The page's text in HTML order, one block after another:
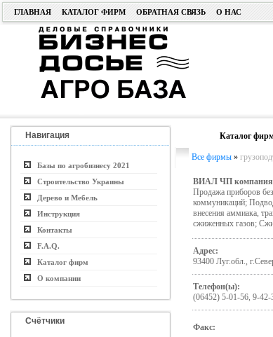
ГЛАВНАЯ КАТАЛОГ ФИРМ ОБРАТНАЯ СВЯЗЬ О НАС
Навигация
Базы по агробизнесу 2021
Строительство Украины
Дерево и Мебель
Инструкция
Контакты
F.A.Q.
Каталог фирм
О компании
Счётчики
Каталог
Все фирмы»
ВИАЛ ЧП компания
Продажа приборов
коммуникаций;
внесения аммиака,
сжиженных газов;
Адрес:
93400 Луг.обл.,
Телефон(ы):
(06452) 5-01-56, 9-
Факс: